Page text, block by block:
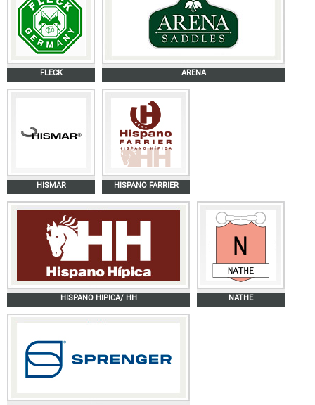
FLECK ARENA
HISMAR HISPANO FARRIER
HISPANO HIPICA/ HH NATHE